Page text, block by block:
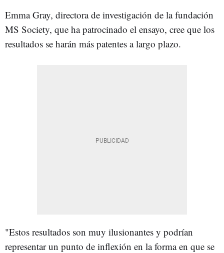
Emma Gray, directora de investigación de la fundación
MS Society, que ha patrocinado el ensayo, cree que los
resultados se harán más patentes a largo plazo.
"Estos resultados son muy ilusionantes y podrían
representar un punto de inflexión en la forma en que se